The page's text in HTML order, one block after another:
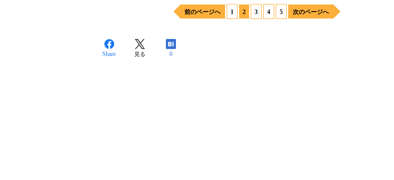
前のページへ 1 2 3 4 5 次のページへ
Share 見る 0